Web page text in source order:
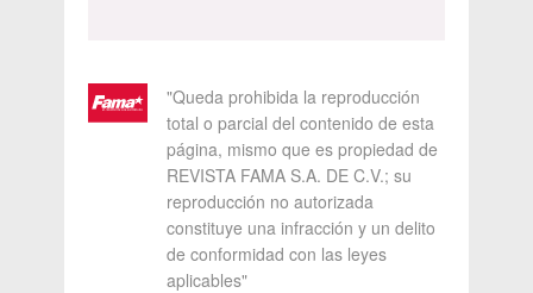
"Queda prohibida la reproducción
total o parcial del contenido de esta
página, mismo que es propiedad de
REVISTA FAMA S.A. DE C.V.; su
reproducción no autorizada
constituye una infracción y un delito
de conformidad con las leyes
aplicables"